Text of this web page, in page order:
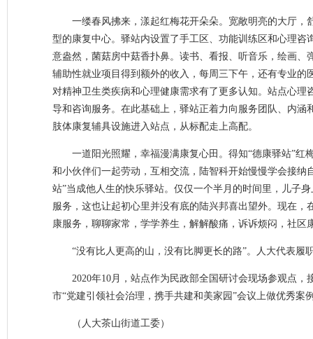
一缕春风拂来，漾起红梅花开朵朵。宽敞明亮的大厅
型的康复中心。驿站内设置了手工区、功能训练区和心理
意盎然，菌菇房中菇香扑鼻。读书、看报、听音乐，绘画
辅助性就业项目得到额外的收入，每周三下午，还有专业
对精神卫生类疾病和心理健康需求有了更多认知。站点心
导和咨询服务。在此基础上，驿站正着力向服务团队、内
肢体康复辅具设施进入站点，从标配走上高配。
一道阳光照耀，幸福漫满康复心田。得知“德康驿站”
和小伙伴们一起劳动，互相交流，陆智科开始慢慢学会接
站”当成他人生的快乐驿站。仅仅一个半月的时间里，儿子
服务，这也让起初心里并没有底的陆兴邦喜出望外。现在
康服务，聊聊家常，学学养生，解解酸痛，诉诉烦闷，社区
“没有比人更高的山，没有比脚更长的路”。人大代表
2020年10月，站点作为民政部全国研讨会现场参观点
市“党建引领社会治理，携手共建和美家园”会议上做优秀
（人大茶山街道工委）